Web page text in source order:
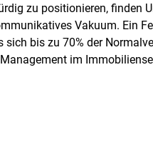
zu positionieren, finden
Vakuum. Ein
sich bis zu 70% der
im